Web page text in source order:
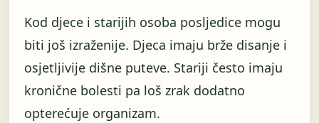
Kod djece i starijih osoba posljedice mogu
biti još izraženije. Djeca imaju brže disanje i
osjetljivije dišne puteve. Stariji često imaju
kronične bolesti pa loš zrak dodatno
opterećuje organizam.